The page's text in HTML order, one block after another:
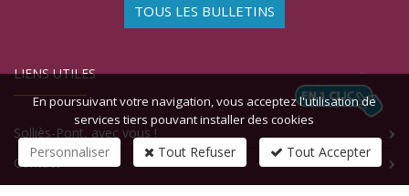
TOUS LES BULLETINS
LIENS UTILES
Solliès-Pont, avec vous !
Contact
En poursuivant votre navigation, vous acceptez l'utilisation de
services tiers pouvant installer des cookies
Personnaliser Tout Refuser Tout Accepter